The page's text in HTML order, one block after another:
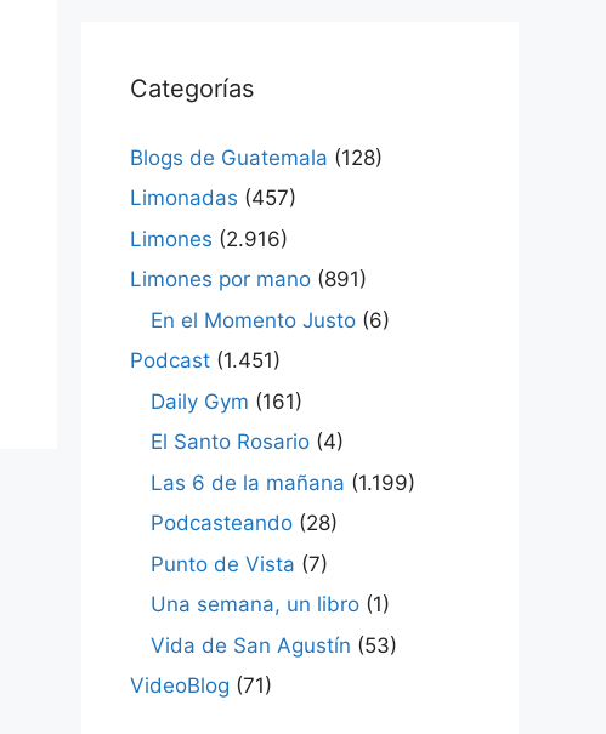
Categorías
Blogs de Guatemala (128)
Limonadas (457)
Limones (2.916)
Limones por mano (891)
En el Momento Justo (6)
Podcast (1.451)
Daily Gym (161)
El Santo Rosario (4)
Las 6 de la mañana (1.199)
Podcasteando (28)
Punto de Vista (7)
Una semana, un libro (1)
Vida de San Agustín (53)
VideoBlog (71)